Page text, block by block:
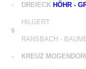
- DREIECK HÖHR -
HILGERT
9
RANSBACH -
- KREUZ